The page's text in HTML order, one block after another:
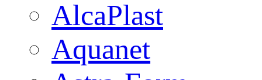
AlcaPlast
Aquanet